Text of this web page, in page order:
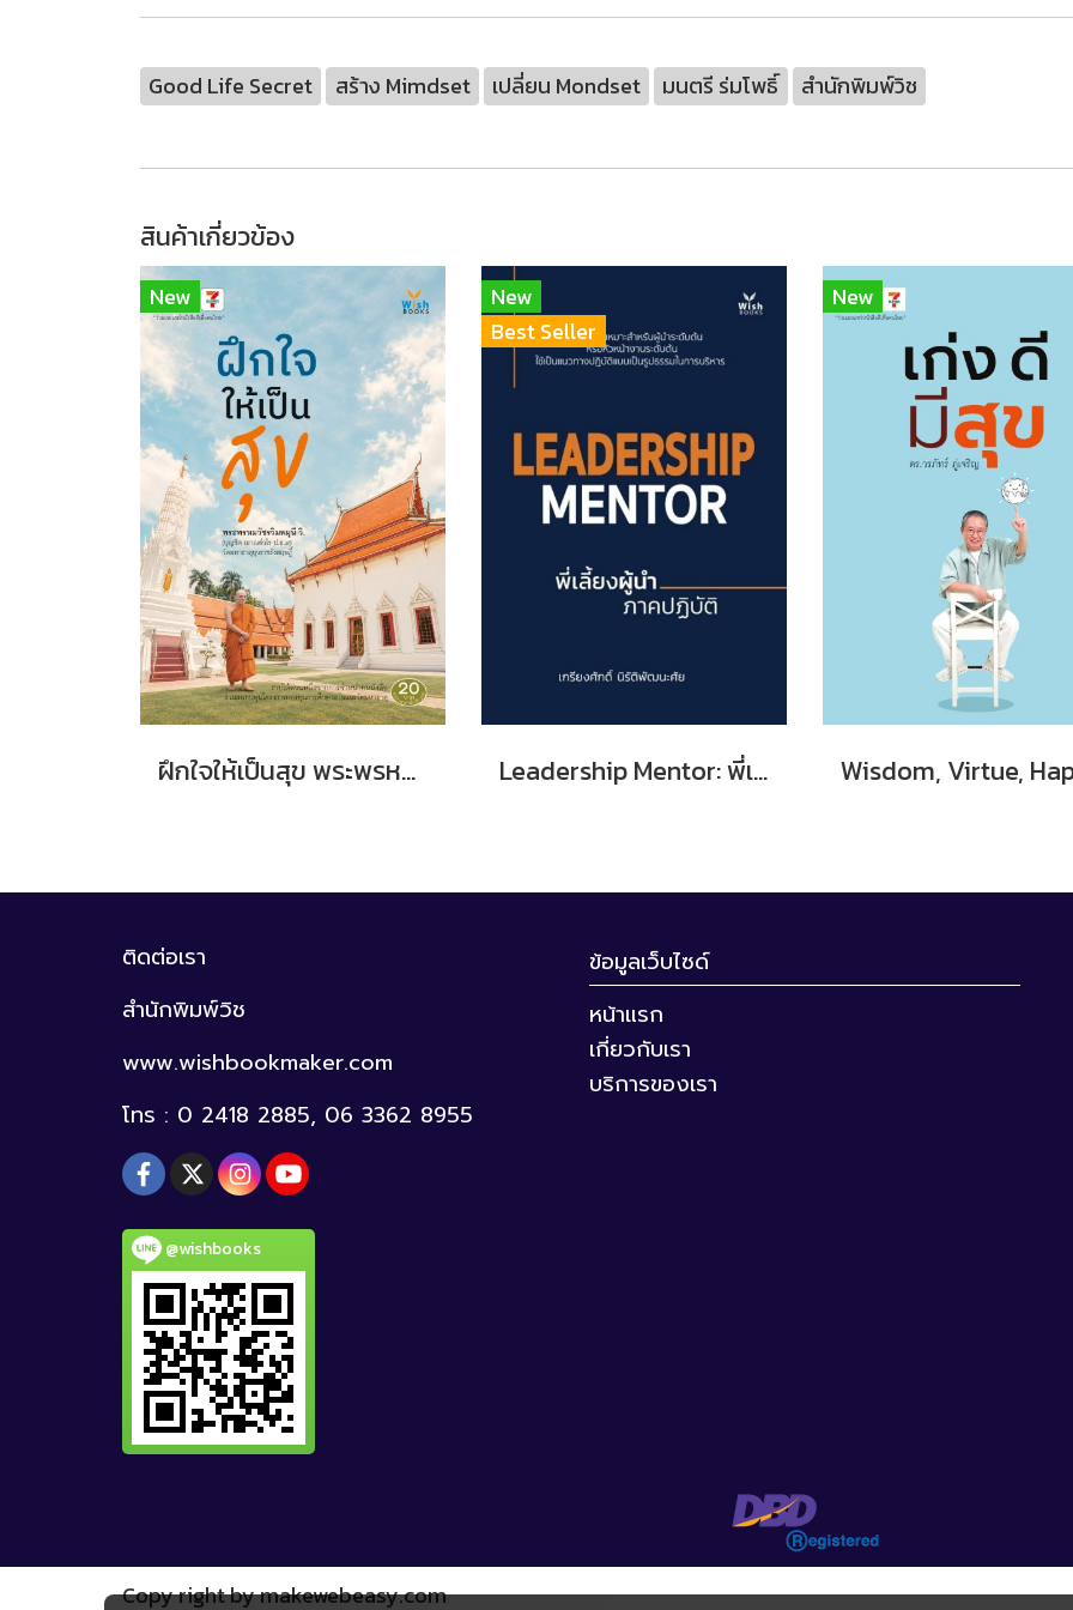
Good Life Secret สร้าง Mimdset เปลี่ยน Mondset มนตรี ร่มโพธิ์ สำนักพิมพ์วิช
สินค้าเกี่ยวข้อง
New
ฝึกใจให้เป็นสุข พระพรหมวัชรวิมลมุนี วิ. (บุญชิต ญาณสํวโร ป.ธ.9)
New
Best Seller
Leadership Mentor: พี่เลี้ยงผู้นำ ภาคปฏิบัติ
New
ติดต่อเรา
สำนักพิมพ์วิช
www.wishbookmaker.com
โทร : 0 2418 2885, 06 3362 8955
@wishbooks
ข้อมูลเว็บไซด์
หน้าแรก
เกี่ยวกับเรา
บริการของเรา
Copy right by makewebeasy.com